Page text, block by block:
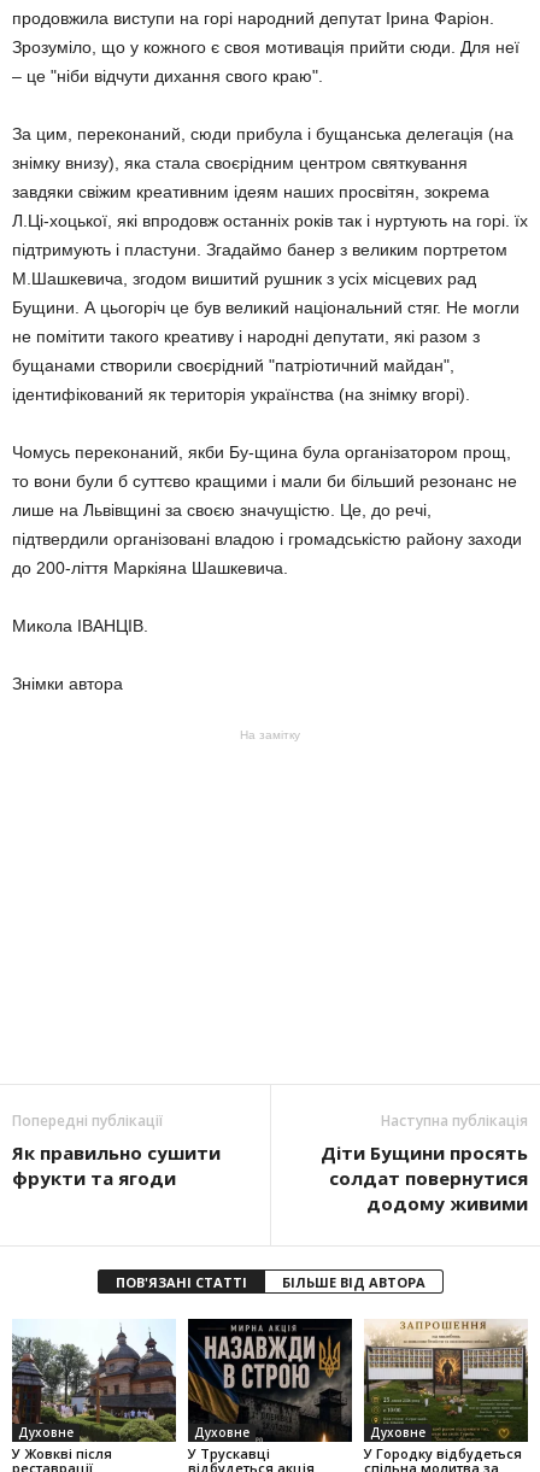
продовжила виступи на горі народний депутат Ірина Фаріон.
Зрозуміло, що у кожного є своя мотивація прийти сюди. Для неї
– це "ніби відчути дихання свого краю".
За цим, переконаний, сюди прибула і бущанська делегація (на
знімку внизу), яка стала своєрідним центром святкування
завдяки свіжим креативним ідеям наших просвітян, зокрема
Л.Ці-хоцької, які впродовж останніх років так і нуртують на горі. їх
підтримують і пластуни. Згадаймо банер з великим портретом
М.Шашкевича, згодом вишитий рушник з усіх місцевих рад
Бущини. А цьогоріч це був великий національний стяг. Не могли
не помітити такого креативу і народні депутати, які разом з
бущанами створили своєрідний "патріотичний майдан",
ідентифікований як територія українства (на знімку вгорі).
Чомусь переконаний, якби Бу-щина була організатором прощ,
то вони були б суттєво кращими і мали би більший резонанс не
лише на Львівщині за своєю значущістю. Це, до речі,
підтвердили організовані владою і громадськістю району заходи
до 200-ліття Маркіяна Шашкевича.
Микола ІВАНЦІВ.
Знімки автора
На замітку
Попередні публікації
Як правильно сушити
фрукти та ягоди
Наступна публікація
Діти Бущини просять
солдат повернутися
додому живими
ПОВ'ЯЗАНІ СТАТТІ БІЛЬШЕ ВІД АВТОРА
Духовне
У Жовкві після
реставрації
Духовне
У Трускавці
відбудеться акція
Духовне
У Городку відбудеться
спільна молитва за